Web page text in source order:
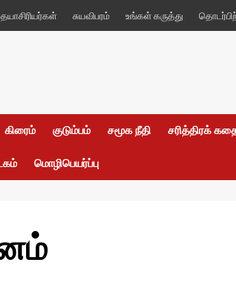
சுயவிபரம் உங்கள் கருத்து
கிரைம் குடும்பம் சமூக நீதி சரித்திரக்
மொழிபெயர்ப்பு